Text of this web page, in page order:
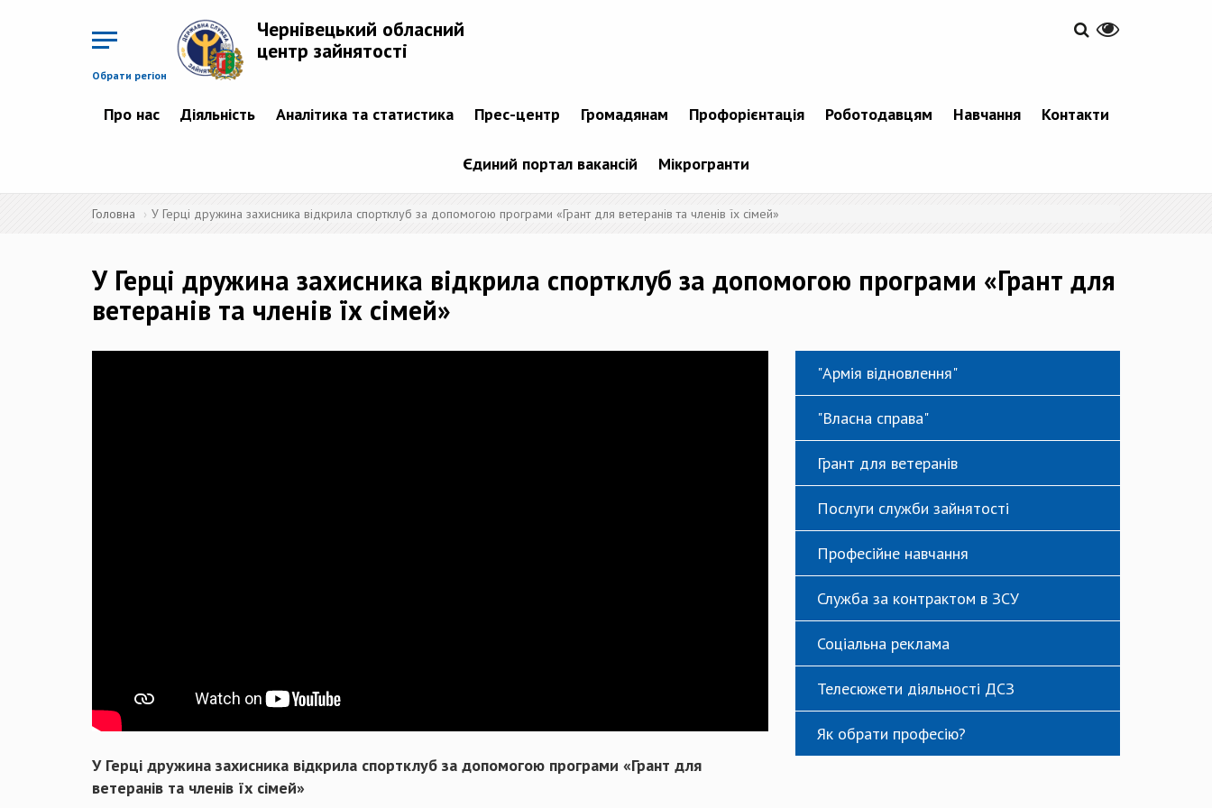
Обрати регіон
Чернівецький обласний
центр зайнятості
Про нас Діяльність Аналітика та статистика Прес-центр Громадянам Профорієнтація Роботодавцям Навчання Контакти
Єдиний портал вакансій Мікрогранти
Головна У Герці дружина захисника відкрила спортклуб за допомогою програми «Грант для ветеранів та членів їх сімей»
У Герці дружина захисника відкрила спортклуб за допомогою програми «Грант для
ветеранів та членів їх сімей»
У Герці дружина захисника відкрила спортклуб за допомогою програми «Грант для
ветеранів та членів їх сімей»
"Армія відновлення"
"Власна справа"
Грант для ветеранів
Послуги служби зайнятості
Професійне навчання
Служба за контрактом в ЗСУ
Соціальна реклама
Телесюжети діяльності ДСЗ
Як обрати професію?